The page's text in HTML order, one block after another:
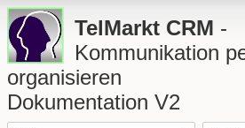
TelMarkt CRM -
Kommunikation
organisieren
Dokumentation V2